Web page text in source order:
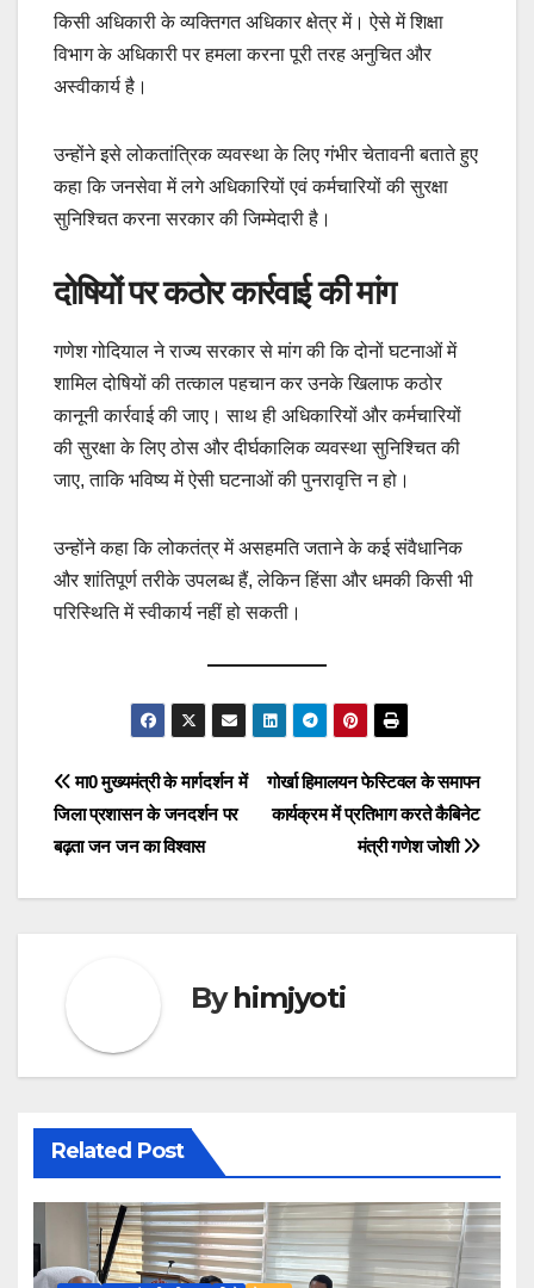
किसी अधिकारी के व्यक्तिगत अधिकार क्षेत्र में। ऐसे में शिक्षा
विभाग के अधिकारी पर हमला करना पूरी तरह अनुचित और
अस्वीकार्य है।
उन्होंने इसे लोकतांत्रिक व्यवस्था के लिए गंभीर चेतावनी बताते हुए
कहा कि जनसेवा में लगे अधिकारियों एवं कर्मचारियों की सुरक्षा
सुनिश्चित करना सरकार की जिम्मेदारी है।
दोषियों पर कठोर कार्रवाई की मांग
गणेश गोदियाल ने राज्य सरकार से मांग की कि दोनों घटनाओं में
शामिल दोषियों की तत्काल पहचान कर उनके खिलाफ कठोर
कानूनी कार्रवाई की जाए। साथ ही अधिकारियों और कर्मचारियों
की सुरक्षा के लिए ठोस और दीर्घकालिक व्यवस्था सुनिश्चित की
जाए, ताकि भविष्य में ऐसी घटनाओं की पुनरावृत्ति न हो।
उन्होंने कहा कि लोकतंत्र में असहमति जताने के कई संवैधानिक
और शांतिपूर्ण तरीके उपलब्ध हैं, लेकिन हिंसा और धमकी किसी भी
परिस्थिति में स्वीकार्य नहीं हो सकती।
Post
navigation
गोर्खा हिमालयन फेस्टिवल के समापन
कार्यक्रम में प्रतिभाग करते कैबिनेट
मंत्री गणेश जोशी
मा0 मुख्यमंत्री के मार्गदर्शन में
जिला प्रशासन के जनदर्शन पर
बढ़ता जन जन का विश्वास
Byhimjyoti
Related Post